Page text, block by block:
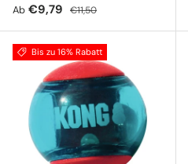
Verkaufspreis
Ab €9,79 Normaler Preis
€11,50
Bis zu 16% Rabatt